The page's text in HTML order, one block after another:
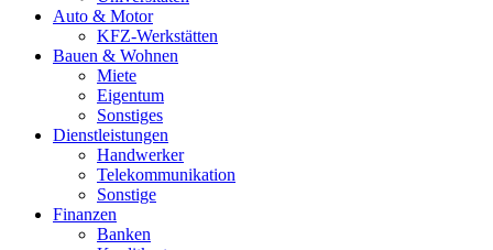
Auto & Motor
KFZ-Werkstätten
Bauen & Wohnen
Miete
Eigentum
Sonstiges
Dienstleistungen
Handwerker
Telekommunikation
Sonstige
Finanzen
Banken